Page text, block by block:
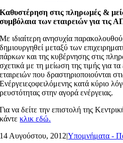
Καθυστέρηση στις πληρωμές &
συμβόλαια των εταιρειών για τις
Με ιδιαίτερη ανησυχία
δημιουργηθεί μεταξύ των
πάρκων και της κυβέρνησης στις
σχετικά με τη μείωση της τιμής για
εταιρειών που δραστηριοποιούνται
Ενέργειεςοφειλόμενης κατά κύριο
ρευστότητας στην αγορά ενέργειας.
Για να δείτε την επιστολή της
κάντεκλικ εδώ.
14 Αυγούστου, 2012|Υπομνήματα -